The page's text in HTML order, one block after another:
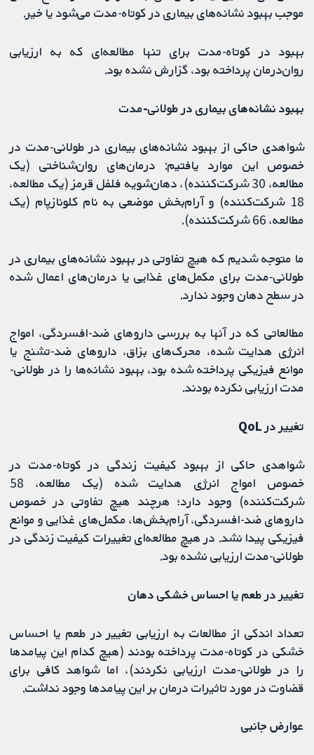
موجب بهبود نشانه‌های بیماری در کوتاه‌-مدت می‌شود یا خیر.
بهبود در کوتاه‌-مدت برای تنها مطالعه‌ای که به ارزیابی
روان‌درمان پرداخته بود، گزارش نشده بود.
بهبود نشانه‌های بیماری در طولانی-مدت
شواهدی حاکی از بهبود نشانه‌های بیماری در طولانی-مدت در
خصوص این موارد یافتیم: درمان‌های روان‌شناختی (یک
مطالعه، 30 شرکت‌کننده)، دهان‌شویه فلفل قرمز (یک مطالعه،
18 شرکت‌کننده) و آرام‌بخش موضعی به نام کلونازپام (یک
مطالعه، 66 شرکت‌کننده).
ما متوجه شدیم که هیچ تفاوتی در بهبود نشانه‌های بیماری در
طولانی-مدت برای مکمل‌های غذایی یا درمان‌های اعمال شده
در سطح دهان وجود ندارد.
مطالعاتی که در آنها به بررسی داروهای ضد-افسردگی، امواج
انرژی هدایت شده، محرک‌های بزاق، داروهای ضد-تشنج یا
موانع فیزیکی پرداخته شده بود، بهبود نشانه‌ها را در طولانی-
مدت ارزیابی نکرده بودند.
تغییر در QoL
شواهدی حاکی از بهبود کیفیت زندگی در کوتاه‌-مدت در
خصوص امواج انرژی هدایت شده (یک مطالعه، 58
شرکت‌کننده) وجود دارد؛ هرچند هیچ تفاوتی در خصوص
داروهای ضد-افسردگی، آرام‌بخش‌ها، مکمل‌های غذایی و موانع
فیزیکی پیدا نشد. در هیچ مطالعه‌ای تغییرات کیفیت زندگی در
طولانی-مدت ارزیابی نشده بود.
تغییر در طعم یا احساس خشکی دهان
تعداد اندکی از مطالعات به ارزیابی تغییر در طعم یا احساس
خشکی در کوتاه‌-مدت پرداخته بودند (هیچ کدام این پیامدها
را در طولانی-مدت ارزیابی نکردند)، اما شواهد کافی برای
قضاوت در مورد تاثیرات درمان بر این پیامدها وجود نداشت.
عوارض جانبی